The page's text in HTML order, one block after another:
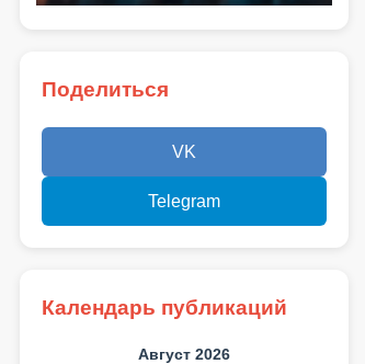
Поделиться
VK
Telegram
Календарь публикаций
Август 2026